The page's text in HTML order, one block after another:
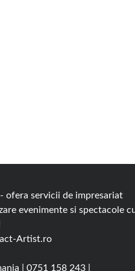
- ofera servicii de impresariat
evenimente si spectacole
Artist.ro
0751 158 243